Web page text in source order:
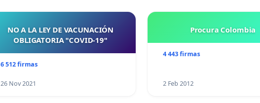
NO A LA LEY DE VACUNACIÓN
OBLIGATORIA "COVID-19"
6 512 firmas
26 Nov 2021
Procura Colombia
4 443 firmas
2 Feb 2012